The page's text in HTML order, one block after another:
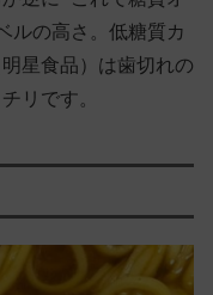
ルの高さ。低糖質カ
星食品）は歯切れの
リです。